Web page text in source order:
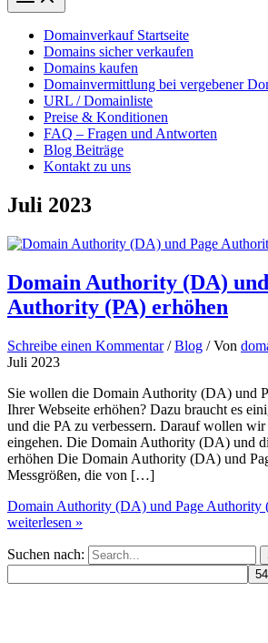
Domainverkauf Startseite
Domains sicher verkaufen
Domains kaufen
Domainvermittlung bei vergebener
URL / Domainliste
Preise & Konditionen
FAQ – Fragen und Antworten
Blog Beiträge
Kontakt zu uns
Juli 2023
Domain Authority (DA)
Authority (PA) erhöhen
Schreibe einen Kommentar /Blog / Von
Juli 2023
Sie wollen die Domain Authority (DA) und
Ihrer Webseite erhöhen? Dazu braucht es
und die PA zu verbessern. Darauf wollen
eingehen. Die Domain Authority (DA) und
erhöhen Die Domain Authority (DA) und
Messgrößen, die von […]
Domain Authority (DA) und Page Authority
weiterlesen »
Suchen nach: